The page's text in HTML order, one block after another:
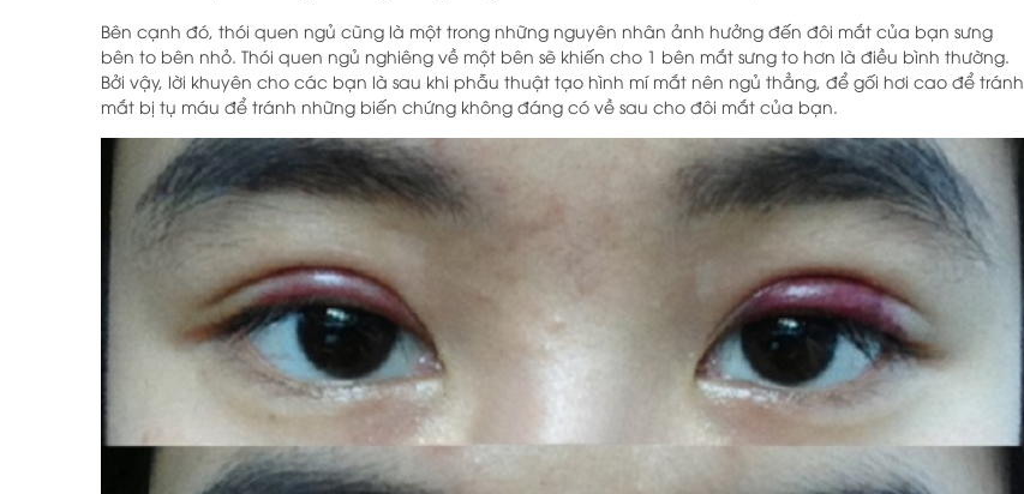
Bên cạnh đó, thói quen ngủ cũng là một trong những nguyên nhân ảnh hưởng đến đôi mắt của bạn sưng
bên to bên nhỏ. Thói quen ngủ nghiêng về một bên sẽ khiến cho 1 bên mắt sưng to hơn là điều bình thường.
Bởi vậy, lời khuyên cho các bạn là sau khi phẫu thuật tạo hình mí mắt nên ngủ thẳng, để gối hơi cao để tránh
mắt bị tụ máu để tránh những biến chứng không đáng có về sau cho đôi mắt của bạn.